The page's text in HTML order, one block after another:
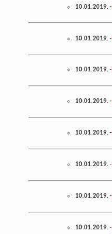
10.01.2019.-
10.01.2019.-
10.01.2019.-
10.01.2019.-
10.01.2019.-
10.01.2019.-
10.01.2019.-
10.01.2019.-